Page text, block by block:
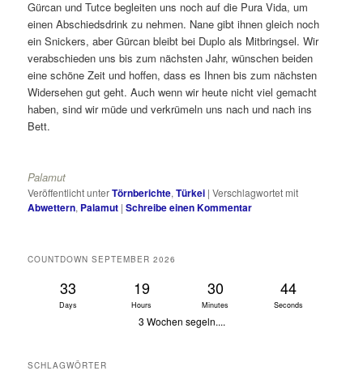
Gürcan und Tutce begleiten uns noch auf die Pura Vida, um
einen Abschiedsdrink zu nehmen. Nane gibt ihnen gleich noch
ein Snickers, aber Gürcan bleibt bei Duplo als Mitbringsel. Wir
verabschieden uns bis zum nächsten Jahr, wünschen beiden
eine schöne Zeit und hoffen, dass es Ihnen bis zum nächsten
Widersehen gut geht. Auch wenn wir heute nicht viel gemacht
haben, sind wir müde und verkrümeln uns nach und nach ins
Bett.
Palamut
Veröffentlicht unterTörnberichte,Türkei |Verschlagwortet mit
Abwettern, Palamut |Schreibe einen Kommentar
COUNTDOWN SEPTEMBER 2026
33
Days
19
Hours
30
Minutes
43
Seconds
3 Wochen segeln....
SCHLAGWÖRTER